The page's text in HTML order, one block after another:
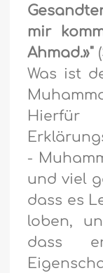
mir
Ahmad.»"
Was ist
-
und viel
dass es
loben,
dass